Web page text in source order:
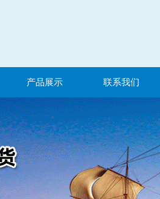
产品展示 联系我们